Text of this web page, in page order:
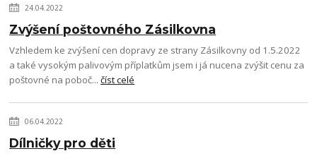
24.04.2022
Zvýšení poštovného Zásilkovna
Vzhledem ke zvýšení cen dopravy ze strany Zásilkovny od 1.5.2022
a také vysokým palivovým příplatkům jsem i já nucena zvýšit cenu za
poštovné na poboč...číst celé
06.04.2022
Dílničky pro děti